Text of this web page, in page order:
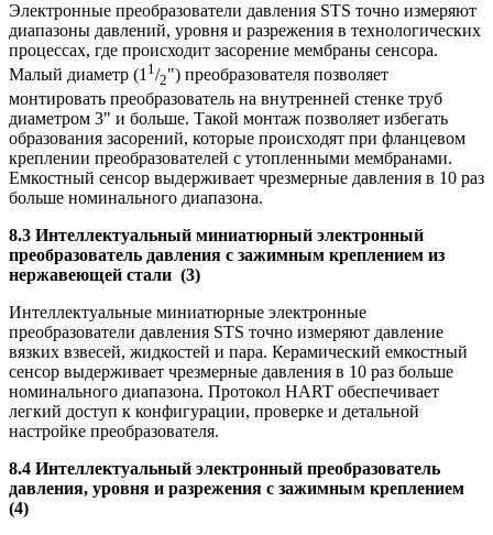
Электронные преобразователи давления STS точно измеряют
диапазоны давлений, уровня и разрежения в технологических
процессах, где происходит засорение мембраны сенсора.
Малый диаметр (1 1 /2") преобразователя позволяет
монтировать преобразователь на внутренней стенке труб
диаметром 3" и больше. Такой монтаж позволяет избегать
образования засорений, которые происходят при фланцевом
креплении преобразователей с утопленными мембранами.
Емкостный сенсор выдерживает чрезмерные давления в 10 раз
больше номинального диапазона.
8.3 Интеллектуальный миниатюрный электронный
преобразователь давления с зажимным креплением из
нержавеющей стали (3)
Интеллектуальные миниатюрные электронные
преобразователи давления STS точно измеряют давление
вязких взвесей, жидкостей и пара. Керамический емкостный
сенсор выдерживает чрезмерные давления в 10 раз больше
номинального диапазона. Протокол HART обеспечивает
легкий доступ к конфигурации, проверке и детальной
настройке преобразователя.
8.4 Интеллектуальный электронный преобразователь
давления, уровня и разрежения с зажимным креплением
(4)